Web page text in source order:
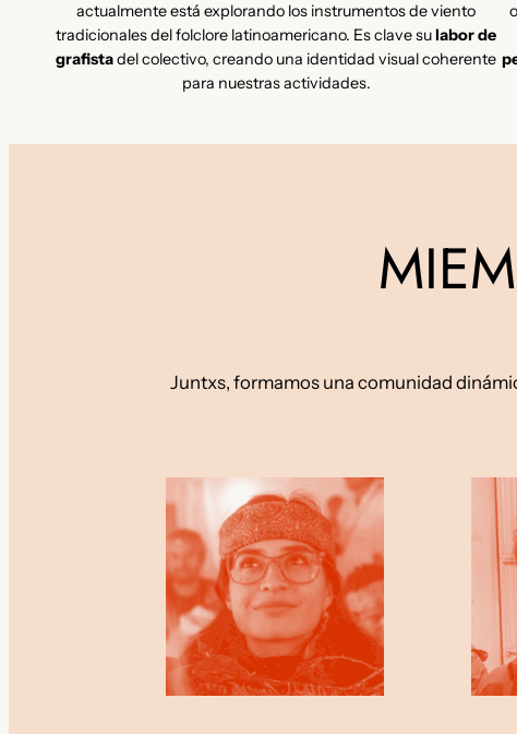
actualmente está explorando los instrumentos de viento
tradicionales del folclore latinoamericano. Es clave sulabor de
grafistadel colectivo, creando una identidad visual coherente
para nuestras actividades.
Juntxs, formamos una comunidad